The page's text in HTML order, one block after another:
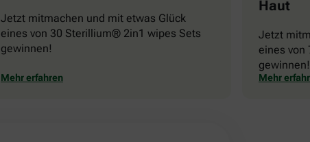
Jetzt mitmachen und mit etwas Glück
eines von 30 Sterillium® 2in1 wipes Sets
gewinnen!
Mehr erfahren
Haut
Jetzt
eines von
gewinnen!
Mehr